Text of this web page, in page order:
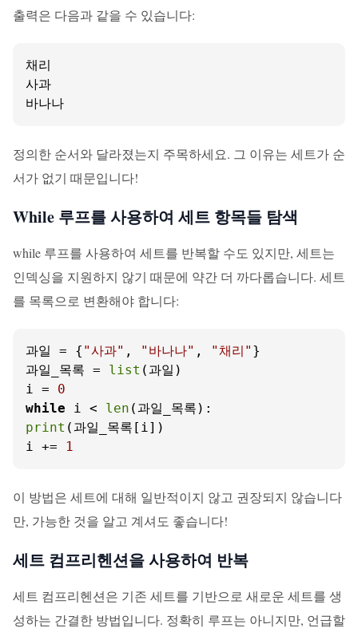
출력은 다음과 같을 수 있습니다:
채리
사과
바나나
정의한 순서와 달라졌는지 주목하세요. 그 이유는 세트가 순
서가 없기 때문입니다!
While 루프를 사용하여 세트 항목들 탐색
while 루프를 사용하여 세트를 반복할 수도 있지만, 세트는
인덱싱을 지원하지 않기 때문에 약간 더 까다롭습니다. 세트
를 목록으로 변환해야 합니다:
과일 = { "사과" , "바나나" , "채리" }
과일_목록 = list (과일)
i = 0
while i < len
print (과일_목록[i])
i +=
1
이 방법은 세트에 대해 일반적이지 않고 권장되지 않습니다
만, 가능한 것을 알고 계셔도 좋습니다!
세트 컴프리헨션을 사용하여 반복
세트 컴프리헨션은 기존 세트를 기반으로 새로운 세트를 생
성하는 간결한 방법입니다. 정확히 루프는 아니지만, 언급할